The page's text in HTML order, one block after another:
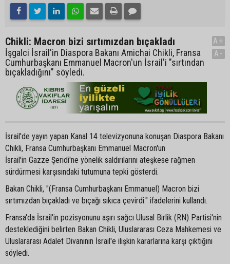
Chikli: Macron bizi sırtımızdan bıçakladı
İşgalci İsrail'in Diaspora Bakanı Amichai Chikli, Fransa
Cumhurbaşkanı Emmanuel Macron'un İsrail'i "sırtından
bıçakladığını" söyledi.
A+
A-
İsrail'de yayın yapan Kanal 14 televizyonuna konuşan Diaspora Bakanı
Chikli, Fransa Cumhurbaşkanı Emmanuel Macron'un
İsrail'in Gazze Şeridi'ne yönelik saldırılarını ateşkese rağmen
sürdürmesi karşısındaki tutumuna tepki gösterdi.
Bakan Chikli, "(Fransa Cumhurbaşkanı Emmanuel) Macron bizi
sırtımızdan bıçakladı ve bıçağı sıkıca çevirdi." ifadelerini kullandı.
Fransa'da İsrail'in pozisyonunu aşırı sağcı Ulusal Birlik (RN) Partisi'nin
desteklediğini belirten Bakan Chikli, Uluslararası Ceza Mahkemesi ve
Uluslararası Adalet Divanının İsrail'e ilişkin kararlarına karşı çıktığını
söyledi.